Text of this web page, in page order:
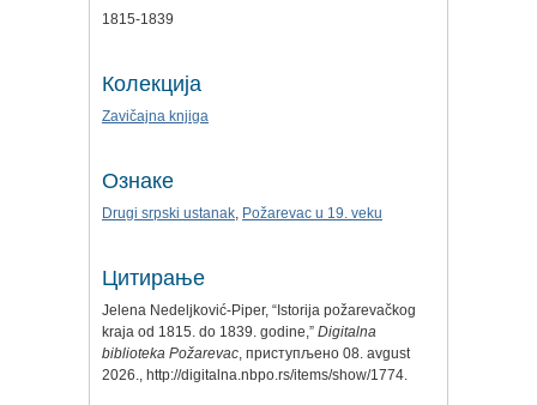
1815-1839
Колекција
Zavičajna knjiga
Ознаке
Drugi srpski ustanak, Požarevac u 19. veku
Цитирање
Jelena Nedeljković-Piper, “Istorija požarevačkog
kraja od 1815. do 1839. godine,” Digitalna
biblioteka Požarevac, приступљено 08. avgust
2026., http://digitalna.nbpo.rs/items/show/1774.